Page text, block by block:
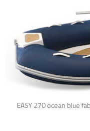
EASY 270 ocean blue